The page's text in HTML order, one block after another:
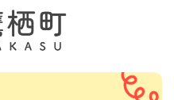
して本文へ